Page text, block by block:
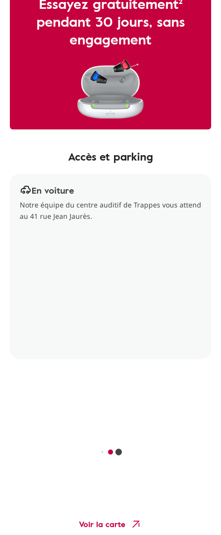
pendant 30 jours, sans
engagement
Accès et parking
En voiture
Notre équipe du centre auditif de Trappes vous attend
au 41 rue Jean Jaurès.
Voir la carte